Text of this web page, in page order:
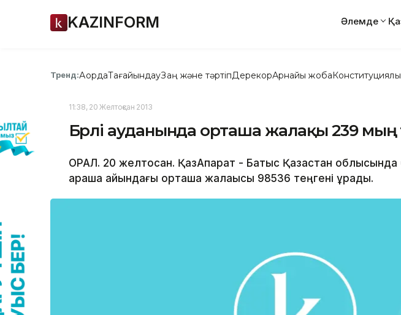
KAZINFORM Әлемде
Тренд:АқордаТағайындауЗаң және тәртіпДерекқорАрнайы жоба
11:38, 20 Желтоқсан 2013
Бөрлі ауданында орташа жалақы 239 мың
ОРАЛ. 20 желтоқсан. ҚазАқпарат - Батыс Қазақстан облысында
қараша айындағы орташа жалақысы 98536 теңгені құрады.